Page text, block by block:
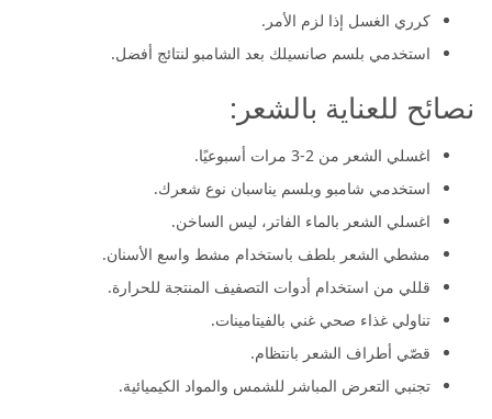
كرري الغسل إذا لزم الأمر.
استخدمي بلسم صانسيلك بعد الشامبو لنتائج أفضل.
نصائح للعناية بالشعر:
اغسلي الشعر من 2-3 مرات أسبوعيًا.
استخدمي شامبو وبلسم يناسبان نوع شعرك.
اغسلي الشعر بالماء الفاتر، ليس الساخن.
مشطي الشعر بلطف باستخدام مشط واسع الأسنان.
قللي من استخدام أدوات التصفيف المنتجة للحرارة.
تناولي غذاء صحي غني بالفيتامينات.
قصّي أطراف الشعر بانتظام.
تجنبي التعرض المباشر للشمس والمواد الكيميائية.